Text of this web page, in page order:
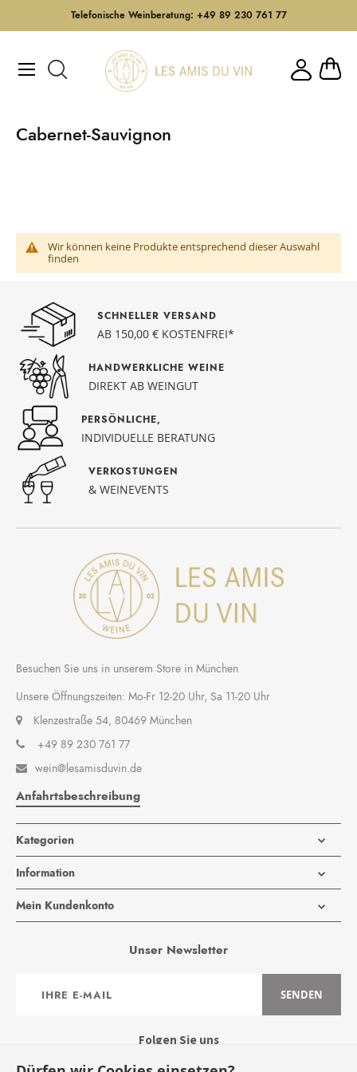
Telefonische Weinberatung: +49 89 230 761 77
Inhalt
Mein
Cabernet-Sauvignon
Wir können keine Produkte entsprechend dieser Auswahl
finden
SCHNELLER VERSAND
AB 150,00 € KOSTENFREI*
HANDWERKLICHE WEINE
DIREKT AB WEINGUT
PERSÖNLICHE,
INDIVIDUELLE BERATUNG
VERKOSTUNGEN
& WEINEVENTS
Besuchen Sie uns in unserem Store in München
Unsere Öffnungszeiten: Mo-Fr 12-20 Uhr, Sa 11-20 Uhr
Klenzestraße 54, 80469 München
+49 89 230 761 77
 wein@lesamisduvin.de
Anfahrtsbeschreibung
Kategorien
Information
Mein Kundenkonto
Unser Newsletter
zum
SENDEN
Folgen Sie uns